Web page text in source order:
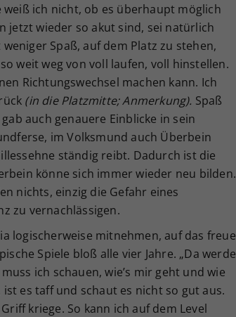
ich nicht, ob es überhaupt möglich
jetzt wieder so akut sind, sei natürlich
Spaß, auf dem Platz zu stehen,
weit weg von voll laufen, voll hinstellen.
Richtungswechsel machen kann. Ich
(in die Platzmitte; Anmerkung). Spaß
auch genauere Einblicke in sein
im Volksmund auch Überbein
ständig reibt. Dadurch ist die
könne sich immer wieder neu bilden.
nichts, einzig die Gefahr eines
zu vernachlässigen.
logischerweise mitnehmen, auf das freue
Spiele bloß alle vier Jahre. „Da werde
ich schauen, wie’s mir geht und wie
es taff und schaut es nicht so gut aus.
kriege. So kann ich auf dem Level